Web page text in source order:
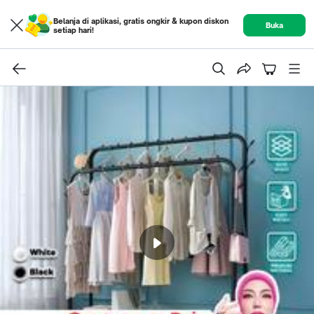
Belanja di aplikasi, gratis ongkir & kupon diskon
setiap hari!
Buka